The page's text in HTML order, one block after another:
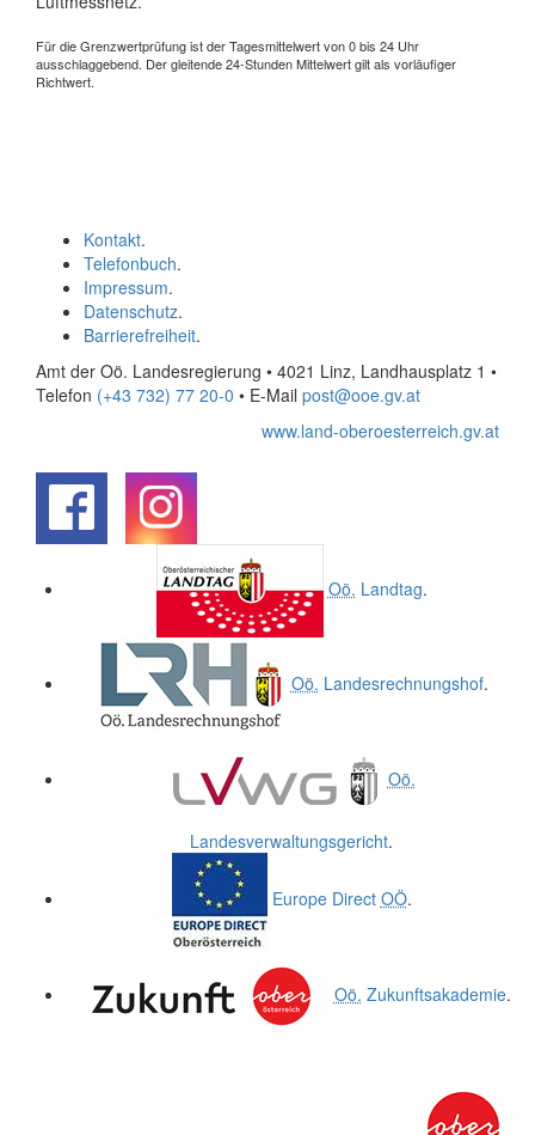
Für die Grenzwertprüfung ist der Tagesmittelwert von 0 bis 24 Uhr
ausschlaggebend. Der gleitende 24-Stunden Mittelwert gilt als vorläufiger
Richtwert.
Kontakt.
Telefonbuch.
Impressum.
Datenschutz.
Barrierefreiheit.
Amt der Oö. Landesregierung • 4021 Linz, Landhausplatz 1 •
Telefon (+43 732) 77 20-0 • E-Mail post@ooe.gv.at
www.land-oberoesterreich.gv.at
Oö. Landtag.
Oö. Landesrechnungshof.
Oö.
Landesverwaltungsgericht.
Europe Direct OÖ.
Oö. Zukunftsakademie.